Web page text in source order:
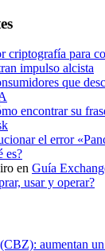
criptografía para
impulso alcista
que
encontrar su
el error
es?
en Guía
usar y operar?
aumentan